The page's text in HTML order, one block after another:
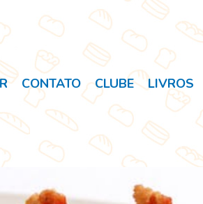
CONTATO CLUBE LIVROS